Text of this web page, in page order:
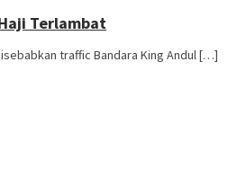
Terlambat
traffic Bandara King Andul […]